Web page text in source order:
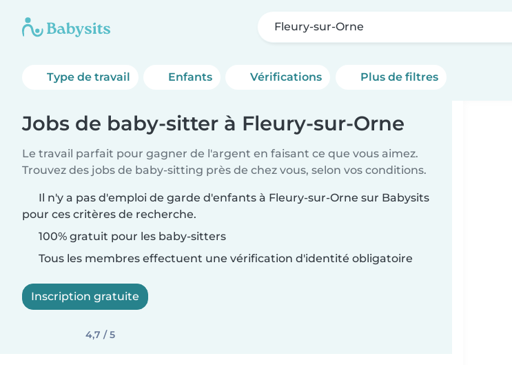
Fleury-sur-Orne
Type de travail Enfants Vérifications Plus de filtres
Jobs de baby-sitter à Fleury-sur-Orne
Le travail parfait pour gagner de l'argent en faisant ce que vous aimez.
Trouvez des jobs de baby-sitting près de chez vous, selon vos conditions.
Il n'y a pas d'emploi de garde d'enfants à Fleury-sur-Orne sur Babysits
pour ces critères de recherche.
100% gratuit pour les baby-sitters
Tous les membres effectuent une vérification d'identité obligatoire
Inscription gratuite
4,7 / 5